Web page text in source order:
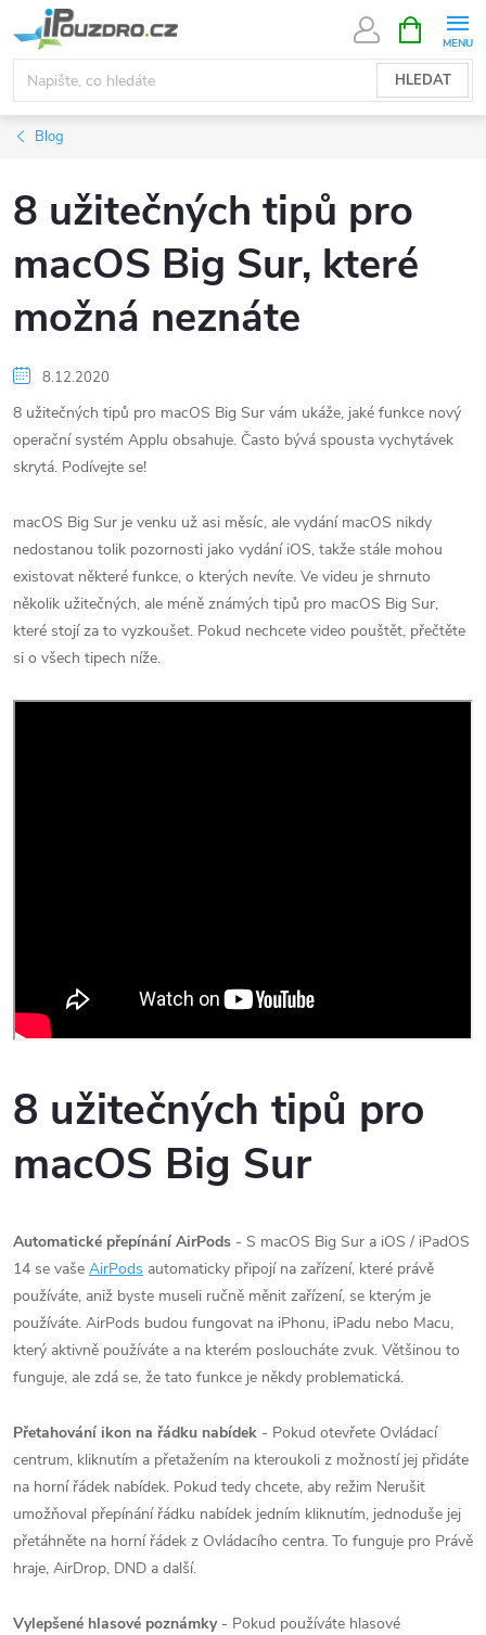
na
obsah
HLEDAT
NÁKUPNÍ
KOŠÍK
Blog
8 užitečných tipů pro
macOS Big Sur, které
možná neznáte
8.12.2020
8 užitečných tipů pro macOS Big Sur vám ukáže, jaké funkce nový
operační systém Applu obsahuje. Často bývá spousta vychytávek
skrytá. Podívejte se!
macOS Big Sur je venku už asi měsíc, ale vydání macOS nikdy
nedostanou tolik pozornosti jako vydání iOS, takže stále mohou
existovat některé funkce, o kterých nevíte. Ve videu je shrnuto
několik užitečných, ale méně známých tipů pro ‌macOS Big Sur‌,
které stojí za to vyzkoušet. Pokud nechcete video pouštět, přečtěte
si o všech tipech níže.
8 užitečných tipů pro
macOS Big Sur
Automatické přepínání AirPods - S ‌macOS Big Sur‌ a iOS / iPadOS
14 se vaše AirPods automaticky připojí na zařízení, které právě
používáte, aniž byste museli ručně měnit zařízení, se kterým je
používáte. ‌AirPods‌ budou fungovat na iPhonu, iPadu nebo Macu,
který aktivně používáte a na kterém posloucháte zvuk. Většinou to
funguje, ale zdá se, že tato funkce je někdy problematická.
Přetahování ikon na řádku nabídek - Pokud otevřete Ovládací
centrum, kliknutím a přetažením na kteroukoli z možností jej přidáte
na horní řádek nabídek. Pokud tedy chcete, aby režim Nerušit
umožňoval přepínání řádku nabídek jedním kliknutím, jednoduše jej
přetáhněte na horní řádek z Ovládacího centra. To funguje pro Právě
hraje, AirDrop, DND a další.
Vylepšené hlasové poznámky- Pokud používáte hlasové